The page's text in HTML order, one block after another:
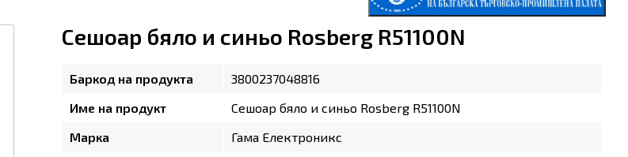
Сешоар бяло и синьо Rosberg R51100N
Баркод на продукта
3800237048816
Име на продукт
Сешоар бяло и синьо Rosberg R51100N
Марка
Гама Електроникс